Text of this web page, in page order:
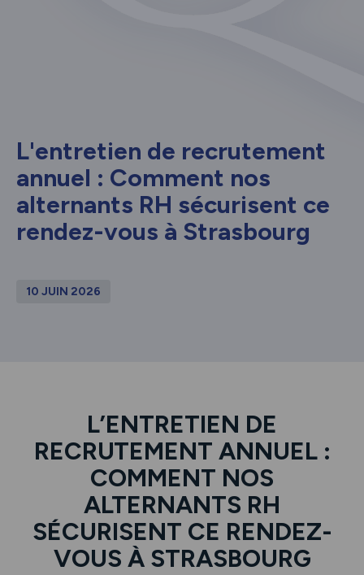
L'entretien de recrutement
annuel : Comment nos
alternants RH sécurisent ce
rendez-vous à Strasbourg
10 JUIN 2026
L’ENTRETIEN DE
RECRUTEMENT ANNUEL :
COMMENT NOS
ALTERNANTS RH
SÉCURISENT CE RENDEZ-
VOUS À STRASBOURG